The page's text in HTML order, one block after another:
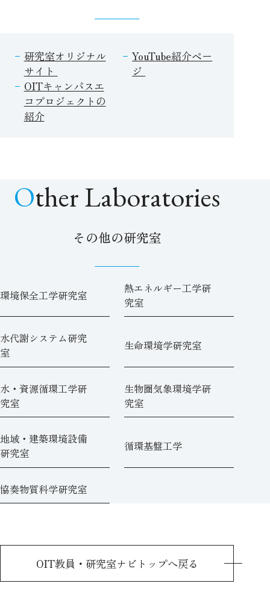
研究室オリジナル
サイト
YouTube紹介ペー
ジ
OITキャンパスエ
コプロジェクトの
紹介
Other Laboratories
その他の研究室
環境保全工学研究室
熱エネルギー工学研
究室
水代謝システム研究
室
生命環境学研究室
水・資源循環工学研
究室
生物圏気象環境学研
究室
地域・建築環境設備
研究室
循環基盤工学
協奏物質科学研究室
OIT教員・研究室ナビトップへ戻る